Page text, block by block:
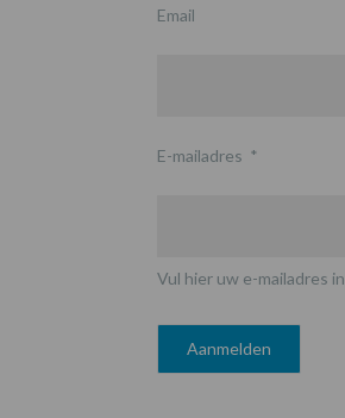
Email
E-mailadres *
Vul hier uw e-mailadres in